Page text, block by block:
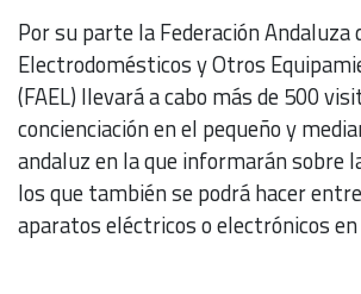
Por su parte la Federación Andaluza
Electrodomésticos y Otros
(FAEL) llevará a cabo más de 500
concienciación en el pequeño y
andaluz en la que informarán sobre
los que también se podrá hacer
aparatos eléctricos o electrónicos